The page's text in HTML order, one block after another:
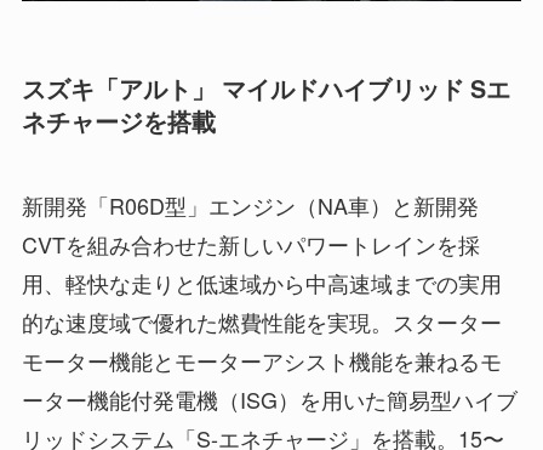
スズキ「アルト」 マイルドハイブリッド Sエ
ネチャージを搭載
新開発「R06D型」エンジン（NA車）と新開発
CVTを組み合わせた新しいパワートレインを採
用、軽快な走りと低速域から中高速域までの実用
的な速度域で優れた燃費性能を実現。スターター
モーター機能とモーターアシスト機能を兼ねるモ
ーター機能付発電機（ISG）を用いた簡易型ハイブ
リッドシステム「S-エネチャージ」を搭載。15〜